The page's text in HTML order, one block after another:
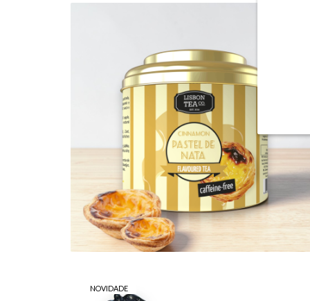
CHÁ DE PASTEL DE NATA
9,99 €
NOVIDADE